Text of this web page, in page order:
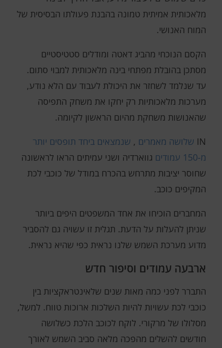
מלאכותית אמיתית טמונה בהבנת פעולתו הבסיסית של
המוח האנושי.
הקסם הנוכחי מהביג דאטה ומודלים סטטיסטיים
מסתכן בהובלת מפתחי בינה מלאכותית למבוי סתום.
עד שנלמד לשחזר את היכולת לעבוד עם הלא נודע,
מערכות מלאכותיות רק יחקו את משחק התפיסה
שהאנושות משחקת מהיום הראשון לקיומה.
IN שלושה מאמרים , שנמצאים ביחד תופסים יותר
מ-150 עמודים
גווארדיה ושני עמיתים הראו לראשונה
שחוסר יציבות מתרחש בהכרח במודל של כוכבי לכת
המקיפים כוכב.
המחברים הוכיחו את אחד המשפטים היפים ביותר
שניתן להעלות על הדעת. תגלית זו עשויה גם להסביר
מדוע מערכת השמש שלנו נראית כפי שהיא נראית.
ארבעה עמודים וסיפור חדש
התברר לפני כמה מאות שנים שלאינטראקציות בין
כוכבי לכת עשויות להיות השלכות ארוכות טווח. למשל,
מסלולו של מרקורי. לוקח לכוכב הלכת כשלושה
חודשים להשלים מהפכה מלאה סביב השמש לאורך